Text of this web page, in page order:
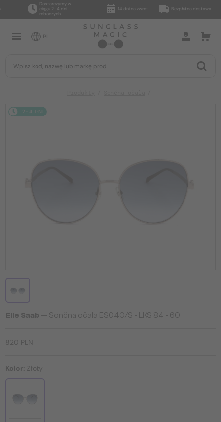
Dostarczymy w
ciągu 2–4 dni
roboczych
14 dni na zwrot Bezpłatna dostawa
PL
2-4 DNI
Elie Saab — Sončna očala ES040/S - LKS 84 - 60
820 PLN
Kolor: Złoty